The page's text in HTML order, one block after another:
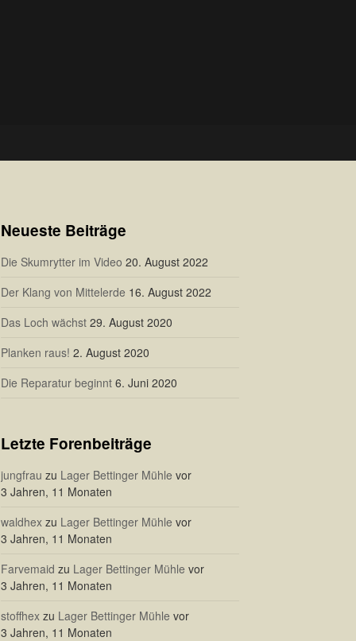
Neueste Beiträge
Die Skumrytter im Video 20. August 2022
Der Klang von Mittelerde 16. August 2022
Das Loch wächst 29. August 2020
Planken raus! 2. August 2020
Die Reparatur beginnt 6. Juni 2020
Letzte Forenbeiträge
jungfrau zu Lager Bettinger Mühle vor
3 Jahren, 11 Monaten
waldhex zu Lager Bettinger Mühle vor
3 Jahren, 11 Monaten
Farvemaid zu Lager Bettinger Mühle vor
3 Jahren, 11 Monaten
stoffhex zu Lager Bettinger Mühle vor
3 Jahren, 11 Monaten